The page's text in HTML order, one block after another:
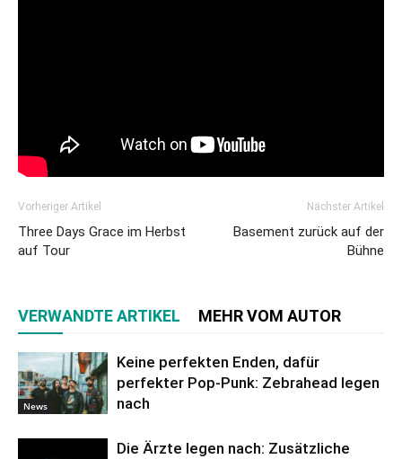
Vorheriger Artikel
Three Days Grace im Herbst
auf Tour
Nächster Artikel
Basement zurück auf der
Bühne
VERWANDTE ARTIKEL MEHR VOM AUTOR
News
Keine perfekten Enden, dafür
perfekter Pop-Punk: Zebrahead legen
nach
Die Ärzte legen nach: Zusätzliche